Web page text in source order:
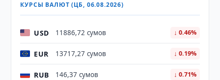
КУРСЫ ВАЛЮТ (ЦБ, 06.08.2026)
USD 11886,72 сумов ↓ 0.46%
EUR 13717,27 сумов ↓ 0.19%
RUB 146,37 сумов ↓ 0.71%